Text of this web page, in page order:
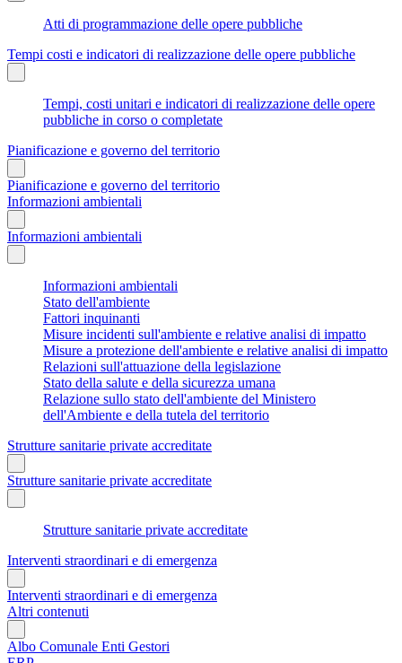
Atti di programmazione delle opere pubbliche
Tempi costi e indicatori di realizzazione delle opere pubbliche
Tempi, costi unitari e indicatori di realizzazione delle opere
pubbliche in corso o completate
Pianificazione e governo del territorio
Pianificazione e governo del territorio
Informazioni ambientali
Informazioni ambientali
Informazioni ambientali
Stato dell'ambiente
Fattori inquinanti
Misure incidenti sull'ambiente e relative analisi di impatto
Misure a protezione dell'ambiente e relative analisi di impatto
Relazioni sull'attuazione della legislazione
Stato della salute e della sicurezza umana
Relazione sullo stato dell'ambiente del Ministero
dell'Ambiente e della tutela del territorio
Strutture sanitarie private accreditate
Strutture sanitarie private accreditate
Strutture sanitarie private accreditate
Interventi straordinari e di emergenza
Interventi straordinari e di emergenza
Altri contenuti
Albo Comunale Enti Gestori